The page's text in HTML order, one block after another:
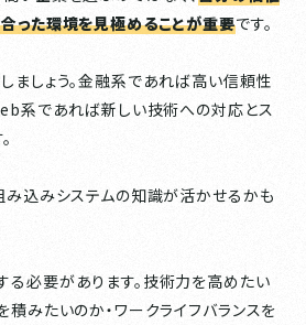
った環境を見極めることが重要です。
ましょう。金融系であれば高い信頼性
系であれば新しい技術への対応とス
込みシステムの知識が活かせるかも
必要があります。技術力を高めたい
積みたいのか・ワークライフバランスを